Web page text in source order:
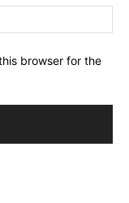
browser for the